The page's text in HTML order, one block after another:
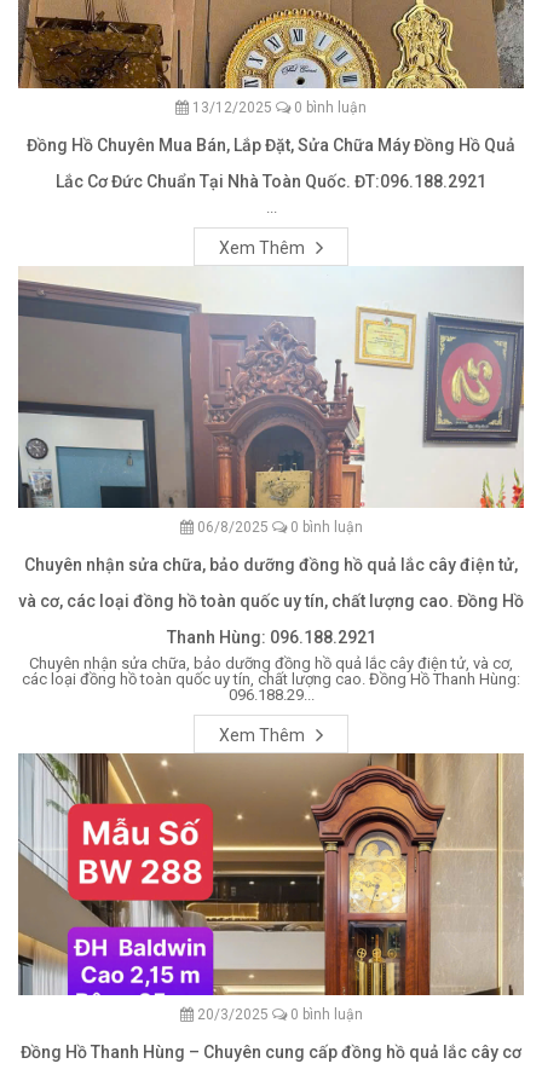
13/12/2025 0 bình luận
Đồng Hồ Chuyên Mua Bán, Lắp Đặt, Sửa Chữa Máy Đồng Hồ Quả
Lắc Cơ Đức Chuẩn Tại Nhà Toàn Quốc. ĐT:096.188.2921
...
Xem Thêm
06/8/2025 0 bình luận
Chuyên nhận sửa chữa, bảo dưỡng đồng hồ quả lắc cây điện tử,
và cơ, các loại đồng hồ toàn quốc uy tín, chất lượng cao. Đồng Hồ
Thanh Hùng: 096.188.2921
Chuyên nhận sửa chữa, bảo dưỡng đồng hồ quả lắc cây điện tử, và cơ,
các loại đồng hồ toàn quốc uy tín, chất lượng cao. Đồng Hồ Thanh Hùng:
096.188.29...
Xem Thêm
20/3/2025 0 bình luận
Đồng Hồ Thanh Hùng – Chuyên cung cấp đồng hồ quả lắc cây cơ